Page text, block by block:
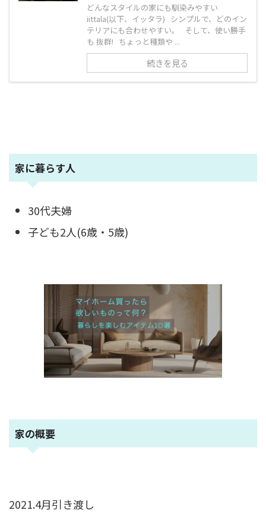
どんなスタイルの家にも馴染みやすい
iittala(以下、イッタラ) シンプルで、どのイン
テリアにも合わせやすい。 そして、使い勝手
も 抜群! ちょっと種類や ...
続きを見る
家に暮らす人
30代夫婦
子ども2人(6歳・5歳)
家の概要
2021.4月引き渡し